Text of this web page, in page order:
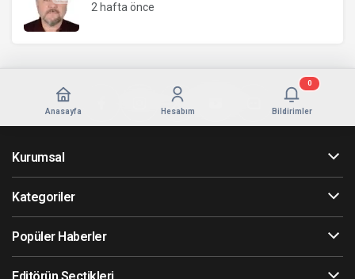
2 hafta önce
Anasayfa Hesabım Bildirimler
0
Kurumsal
Kategoriler
Popüler Haberler